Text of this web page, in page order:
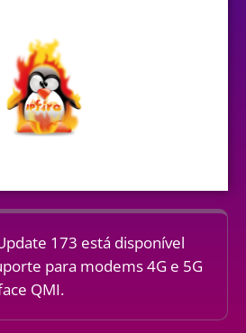
173 está disponível
para modems 4G e 5G
QMI.